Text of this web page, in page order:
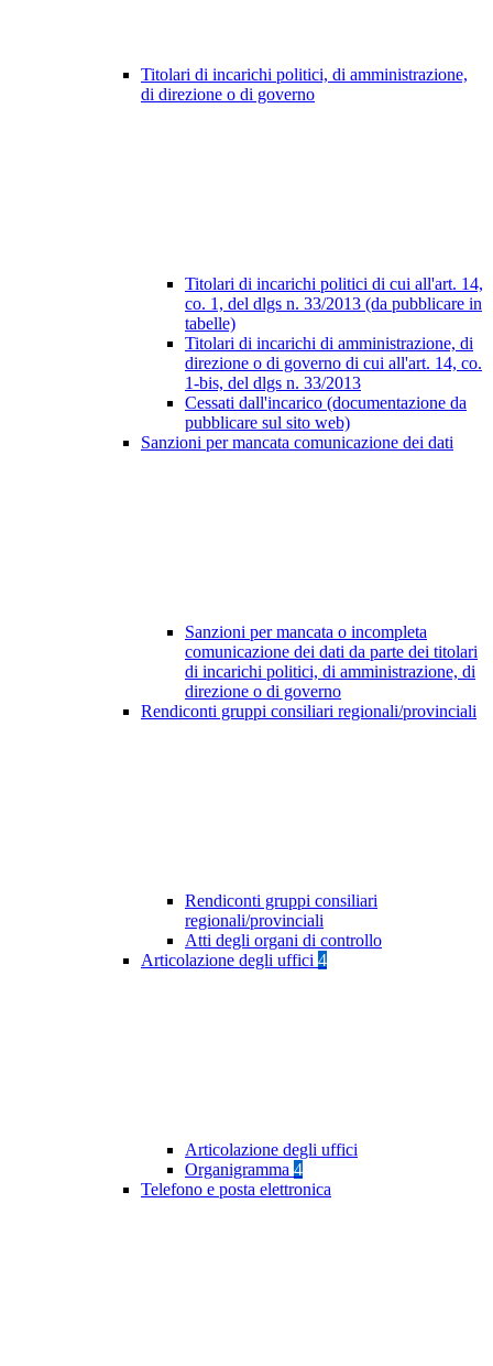
Titolari di incarichi politici, di amministrazione,
di direzione o di governo
Titolari di incarichi politici di cui all'art. 14,
co. 1, del dlgs n. 33/2013 (da pubblicare in
tabelle)
Titolari di incarichi di amministrazione, di
direzione o di governo di cui all'art. 14, co.
1-bis, del dlgs n. 33/2013
Cessati dall'incarico (documentazione da
pubblicare sul sito web)
Sanzioni per mancata comunicazione dei dati
Sanzioni per mancata o incompleta
comunicazione dei dati da parte dei titolari
di incarichi politici, di amministrazione, di
direzione o di governo
Rendiconti gruppi consiliari regionali/provinciali
Rendiconti gruppi consiliari
regionali/provinciali
Atti degli organi di controllo
Articolazione degli uffici 4
Articolazione degli uffici
Organigramma 4
Telefono e posta elettronica